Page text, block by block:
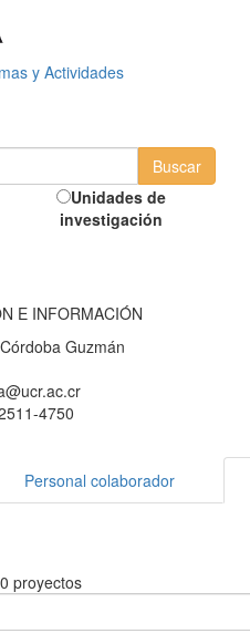
y Actividades
Unidades de
investigación
E INFORMACIÓN
Guzmán
4750
Personal colaborador
0 proyectos